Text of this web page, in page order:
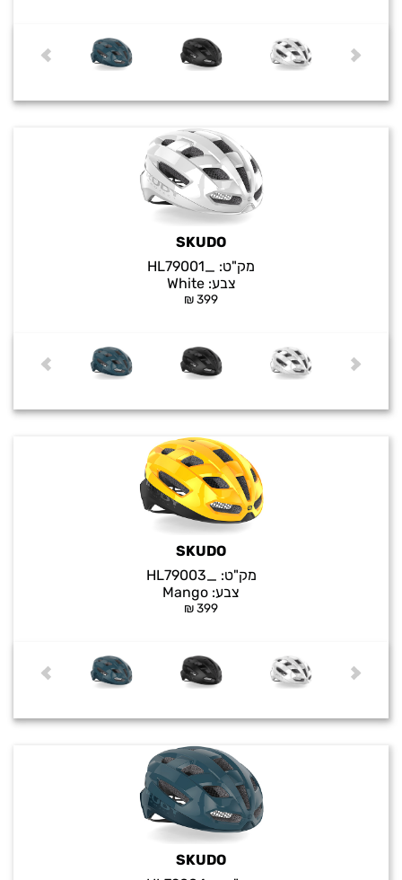
SKUDO
מק"ט: _HL79001
צבע:White
₪399
SKUDO
מק"ט: _HL79003
צבע: Mango
₪399
SKUDO